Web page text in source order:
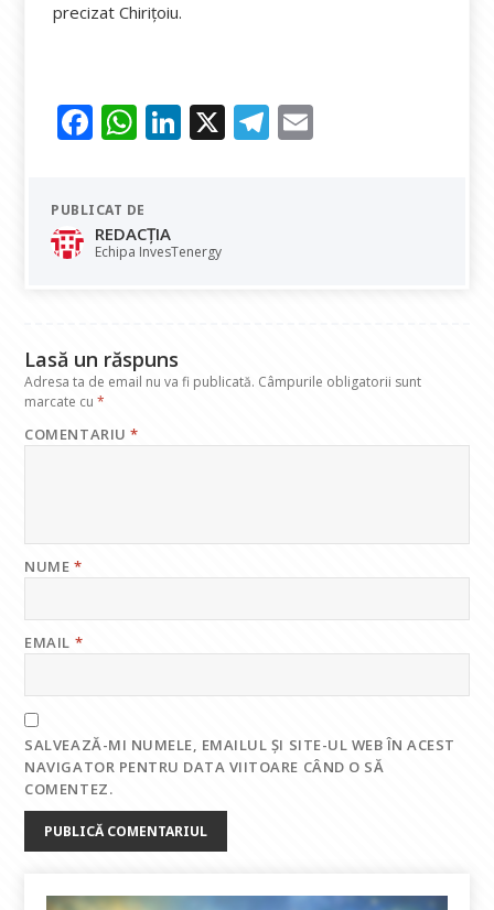
precizat Chirițoiu.
F
e
b
o
W
at
s
A
Li
dI
X T
PUBLICAT DE
REDACȚIA
Echipa InvesTenergy
Lasă un răspuns
Adresa ta de email nu va fi publicată. Câmpurile obligatorii sunt
marcate cu*
COMENTARIU*
NUME*
EMAIL *
SALVEAZĂ-MI NUMELE, EMAILUL ȘI SITE-UL WEB ÎN ACEST
NAVIGATOR PENTRU DATA VIITOARE CÂND O SĂ
COMENTEZ.